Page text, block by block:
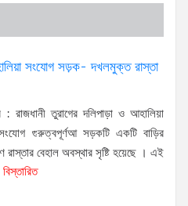
সংযোগ সড়ক- দখলমুক্ত রাস্তা
: রাজধানী তুরাগের দলিপাড়া ও আহালিয়া
গুরুত্বপূর্ণআ সড়কটি একটি বাড়ির
রাস্তার বেহাল অবস্থার সৃষ্টি হয়েছে । এই